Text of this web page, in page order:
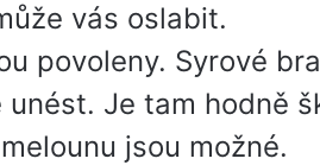
vás oslabit.
povoleny. Syrové
Je tam hodně
jsou možné.